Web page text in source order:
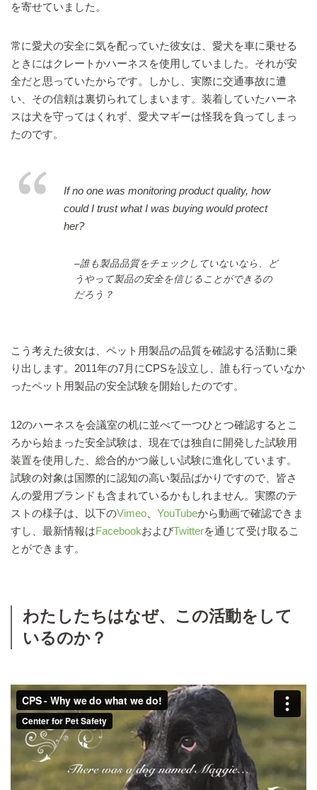
を寄せていました。
常に愛犬の安全に気を配っていた彼女は、愛犬を車に乗せる
ときにはクレートかハーネスを使用していました。それが安
全だと思っていたからです。しかし、実際に交通事故に遭
い、その信頼は裏切られてしまいます。装着していたハーネ
スは犬を守ってはくれず、愛犬マギーは怪我を負ってしまっ
たのです。
If no one was monitoring product quality, how
could I trust what I was buying would protect
her?
–誰も製品品質をチェックしていないなら、ど
うやって製品の安全を信じることができるの
だろう？
こう考えた彼女は、ペット用製品の品質を確認する活動に乗
り出します。2011年の7月にCPSを設立し、誰も行っていなか
ったペット用製品の安全試験を開始したのです。
12のハーネスを会議室の机に並べて一つひとつ確認するとこ
ろから始まった安全試験は、現在では独自に開発した試験用
装置を使用した、総合的かつ厳しい試験に進化しています。
試験の対象は国際的に認知の高い製品ばかりですので、皆さ
んの愛用ブランドも含まれているかもしれません。実際のテ
ストの様子は、以下のVimeo YouTubeから動画で確認できま
すし、最新情報はFacebookおよびTwitterを通じて受け取るこ
とができます。
わたしたちはなぜ、この活動をして
いるのか？